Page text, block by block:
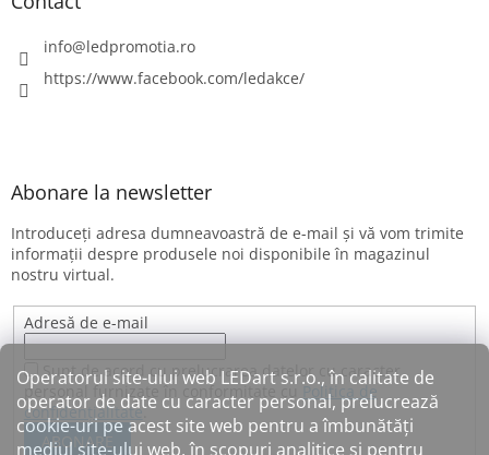
Operatorul site-ului web LEDart s.r.o., în calitate de
operator de date cu caracter personal, prelucrează
cookie-uri pe acest site web pentru a îmbunătăți
mediul site-ului web, în scopuri analitice și pentru
info@ledpromotia.ro
https://www.facebook.com/ledakce/
Abonare la newsletter
Introduceţi adresa dumneavoastră de e-mail şi vă vom trimite
informaţii despre produsele noi disponibile în magazinul
nostru virtual.
Adresă de e-mail
Sunt de acord cu prelucrarea datelor cu caracter
personal furnizate în conformitate cu Politica de
confidențialitate.
ABONARE